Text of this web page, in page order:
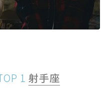
1 射手座